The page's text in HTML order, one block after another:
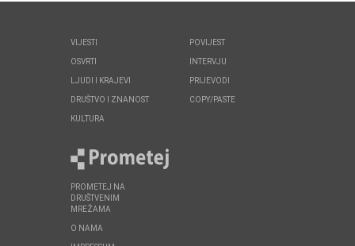
VIJESTI
OSVRTI
LJUDI I KRAJEVI
DRUŠTVO I ZNANOST
KULTURA
POVIJEST
INTERVJU
PRIJEVODI
COPY/PASTE
PROMETEJ NA
DRUŠTVENIM
MREŽAMA
O NAMA